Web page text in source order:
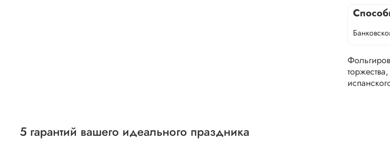
5 гарантий вашего идеального праздника